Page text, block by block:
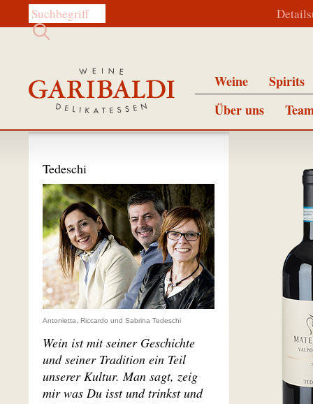
Diese Website durchsuchen:
Weine
Spirits
Über uns
Tedeschi
Antonietta, Riccardo und Sabrina Tedeschi
Wein ist mit seiner Geschichte
und seiner Tradition ein Teil
unserer Kultur. Man sagt, zeig
mir was Du isst und trinkst und